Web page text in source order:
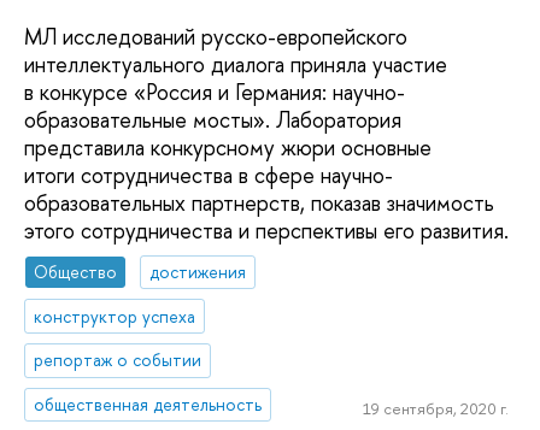
МЛ исследований русско-европейского
интеллектуального диалога приняла участие
в конкурсе «Россия и Германия: научно-
образовательные мосты». Лаборатория
представила конкурсному жюри основные
итоги сотрудничества в сфере научно-
образовательных партнерств, показав значимость
этого сотрудничества и перспективы его развития.
Общество
достижения
конструктор успеха
репортаж о событии
общественная деятельность
19 сентября, 2020 г.